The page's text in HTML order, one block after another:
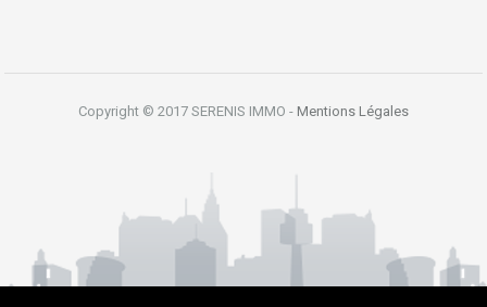
Copyright © 2017 SERENIS IMMO - Mentions Légales